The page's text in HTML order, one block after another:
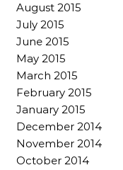
August 2015
July 2015
June 2015
May 2015
March 2015
February 2015
January 2015
December 2014
November 2014
October 2014